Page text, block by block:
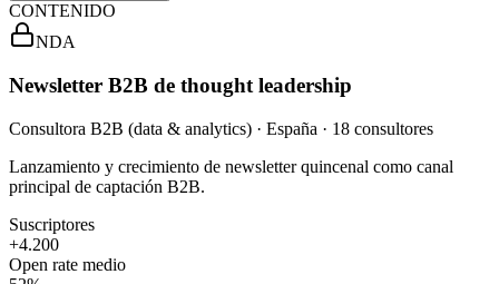
CONTENIDO
NDA
Newsletter B2B de thought leadership
Consultora B2B (data & analytics) · España · 18 consultores
Lanzamiento y crecimiento de newsletter quincenal como canal
principal de captación B2B.
Suscriptores
+4.200
Open rate medio